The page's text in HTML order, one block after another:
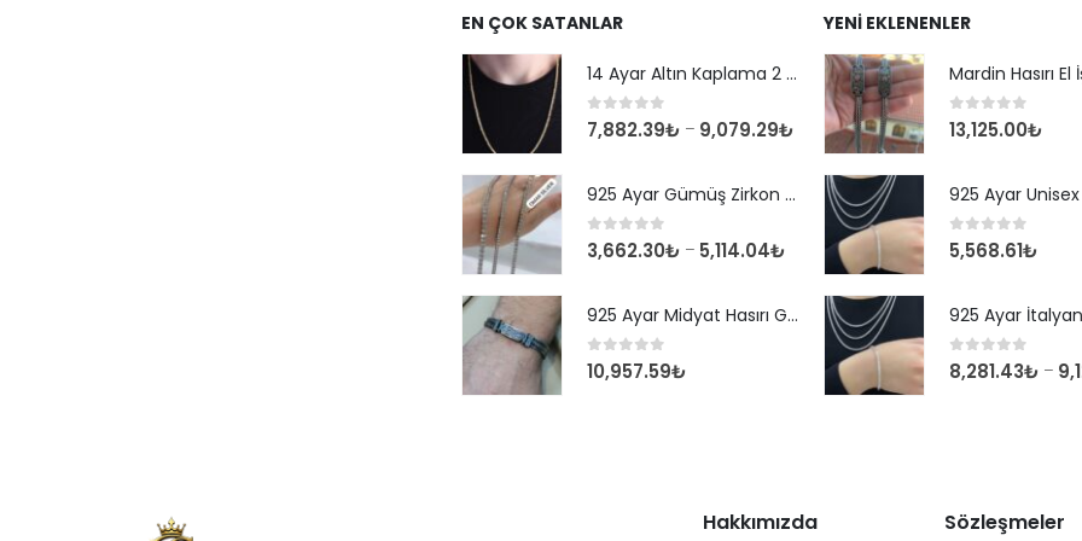
EN ÇOK SATANLAR
14 Ayar Altın Kaplama 2 mm Kare Kral Zincir Kolye
0 out of 5
7,882.39₺ – 9,079.29₺
925 Ayar Gümüş Zirkon Taşlı Yuvarlak Suyolu Bileklik
0 out of 5
3,662.30₺ – 5,114.04₺
925 Ayar Midyat Hasırı Gümüş Erkek Bilekliği
0out of 5
10,957.59₺
YENI EKLENENLER
0out of 5
13,125.00₺
0 out of 5
5,568.61₺
0 out of 5
8,281.43₺ –
Hakkımızda Sözleşmeler